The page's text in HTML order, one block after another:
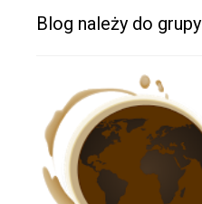
Blog należy do grupy